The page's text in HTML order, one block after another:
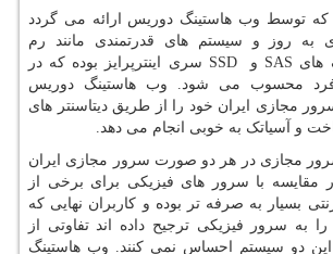
که توسط وب هاستینگ دوریس ارائه می گردد
به روز و سیستم های قدرتمندی مانند رم
های SAS و SSD سری اینترپرایز بوده که در
محسوب می شود. وب هاستینگ دوریس
مجازی ایران خود را از طریق دیتاسنتر های
و آسیاتک به خوبی انجام می دهد.
مجازی در هر دو صورت سرور مجازی ایران
مقایسه با سرور های فیزیکی برای برخی از
بسیار به صرفه تر بوده و کاربران نهایی که
به سرور فیزیکی ترجیح داده اند تفاوتی از
این دو سیستم احساس نمی کنند. وب هاستینگ